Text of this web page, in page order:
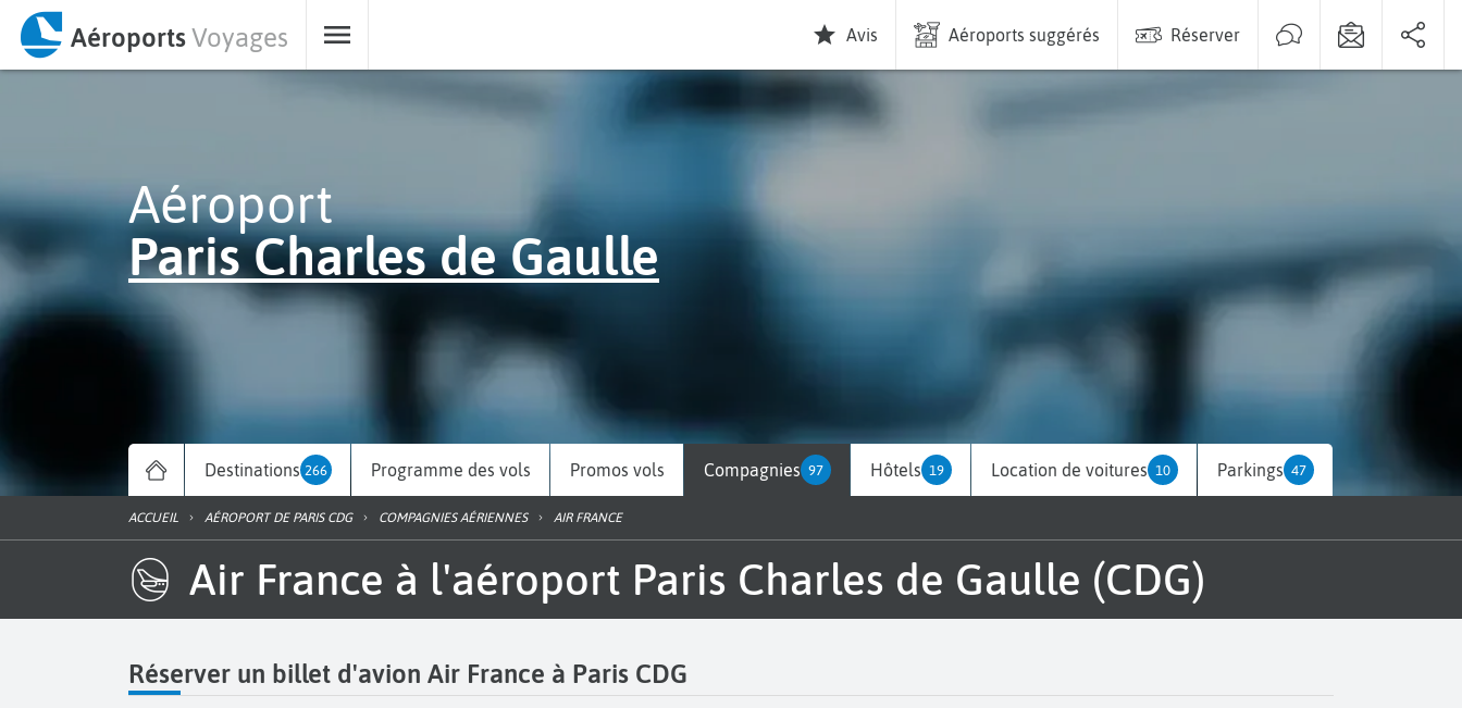
AéroportsVoyages Avis Aéroports suggérés Réserver
Aéroport
Paris Charles de Gaulle
Destinations 266 Programme des vols Promos vols Compagnies 97 Hôtels 19 Location de voitures 10 Parkings 47
ACCUEIL AÉROPORT DE PARIS CDG COMPAGNIES AÉRIENNES AIR FRANCE
Air France à l'aéroport Paris Charles de Gaulle (CDG)
Réserver un billet d'avion Air France à Paris CDG